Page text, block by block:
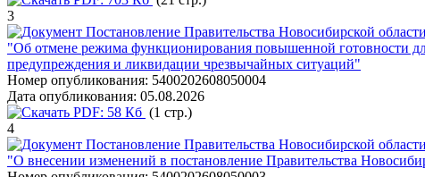
3
Постановление Правительства Новосибирской
"Об отмене режима функционирования повышенной готовности
предупреждения и ликвидации чрезвычайных ситуаций"
Номер опубликования: 5400202608050004
Дата опубликования: 05.08.2026
PDF: 58 Кб (1 стр.)
4
Постановление Правительства Новосибирской
"О внесении изменений в постановление Правительства